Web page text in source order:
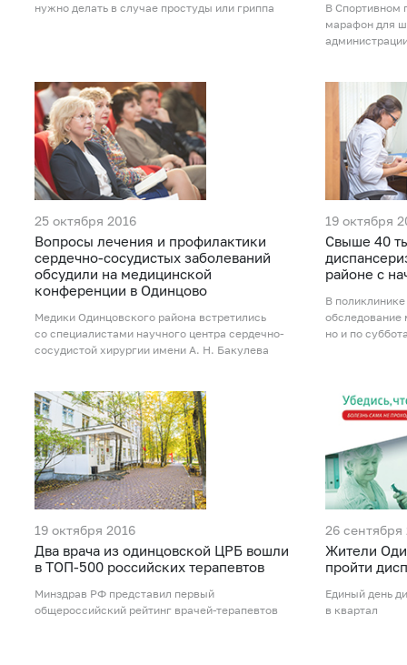
нужно делать в случае простуды или гриппа
В Спортивном
марафон для
25 октября 2016
Вопросы лечения и профилактики
сердечно-сосудистых заболеваний
обсудили на медицинской
конференции в Одинцово
Медики Одинцовского района встретились
со специалистами научного центра сердечно-
сосудистой хирургии имени А. Н. Бакулева
19 октября
Свыше 40
районе с
В
обследование
но и по
19 октября 2016
Два врача из одинцовской ЦРБ вошли
в ТОП-500 российских терапевтов
Минздрав РФ представил первый
общероссийский рейтинг врачей-терапевтов
26 сентября
Жители
пройти
Единый день
в квартал